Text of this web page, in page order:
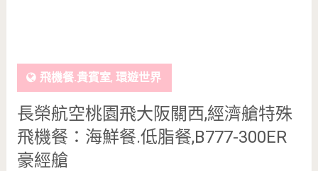
飛機餐.貴賓室, 環遊世界
長榮航空桃園飛大阪關西,經濟艙特殊
飛機餐：海鮮餐.低脂餐,B777-300ER
豪經艙